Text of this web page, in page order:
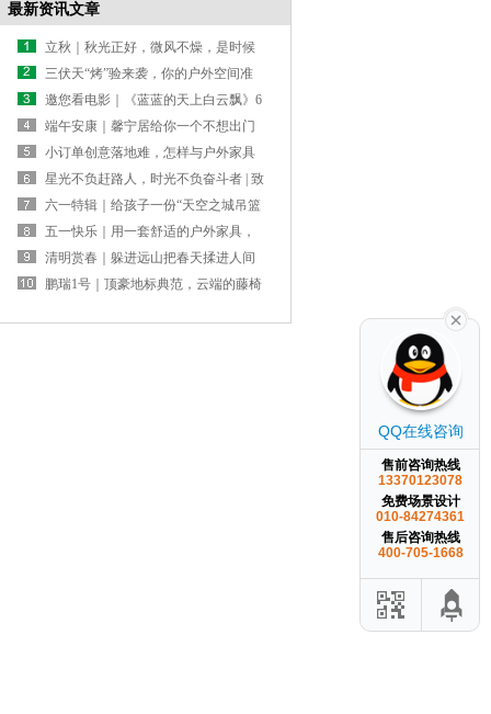
最新资讯文章
立秋｜秋光正好，微风不燥，是时候
给庭院换一套“秋装”了
三伏天“烤”验来袭，你的户外空间准
备好了吗？
邀您看电影｜《蓝蓝的天上白云飘》6
月30日全国公映，馨宁居萨纳营地的
草原生活首登大银幕
端午安康｜馨宁居给你一个不想出门
的理由
小订单创意落地难，怎样与户外家具
源头工厂合作？
星光不负赶路人，时光不负奋斗者 | 致
2026届高考生
六一特辑｜给孩子一份“天空之城吊篮
礼物”
五一快乐｜用一套舒适的户外家具，
换一场山花烂漫
清明赏春｜躲进远山把春天揉进人间
烟火里
鹏瑞1号｜顶豪地标典范，云端的藤椅
QQ在线咨询
售前咨询热线
13370123078
免费场景设计
010-84274361
售后咨询热线
400-705-1668